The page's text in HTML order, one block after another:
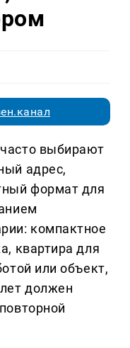
выбирают
адрес,
формат для
компактное
квартира для
или объект,
должен